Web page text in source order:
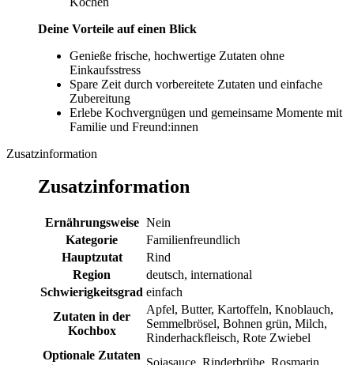
Deine Vorteile auf einen Blick
Genieße frische, hochwertige Zutaten ohne
Einkaufsstress
Spare Zeit durch vorbereitete Zutaten und einfache
Zubereitung
Erlebe Kochvergnügen und gemeinsame Momente mit
Familie und Freund:innen
Zusatzinformation
Zusatzinformation
Ernährungsweise Nein
Kategorie
Familienfreundlich
Hauptzutat
Rind
Region
deutsch, international
Schwierigkeitsgrad einfach
Zutaten in der
Kochbox
Apfel, Butter, Kartoffeln, Knoblauch,
Semmelbrösel, Bohnen grün, Milch,
Rinderhackfleisch, Rote Zwiebel
Optionale Zutaten